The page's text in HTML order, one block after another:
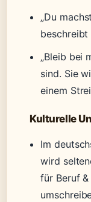
„Du
beschreibt
„Bleib bei
sind. Sie
einem
Kulturelle
Im
wird
für Beruf